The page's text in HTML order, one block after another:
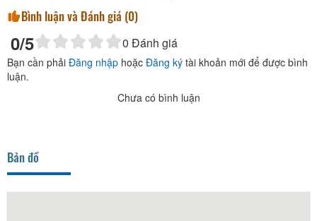
Bình luận và Đánh giá (0)
0/5 0 Đánh giá
Bạn cần phải Đăng nhập hoặc Đăng ký tài khoản mới để được bình
luận.
Chưa có bình luận
Bản đồ